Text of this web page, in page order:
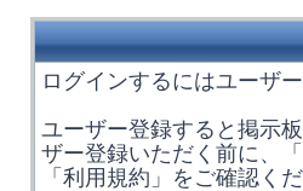
ログインするにはユーザ
ユーザー登録すると掲示
ザー登録いただく前に、
「利用規約」をご確認くだ